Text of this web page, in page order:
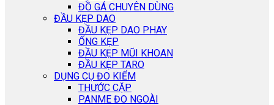
ĐỒ GÁ CHUYÊN DÙNG
ĐẦU KẸP DAO
ĐẦU KẸP DAO PHAY
ỐNG KẸP
ĐẦU KẸP MŨI KHOAN
ĐẦU KẸP TARO
DỤNG CỤ ĐO KIỂM
THƯỚC CẶP
PANME ĐO NGOÀI